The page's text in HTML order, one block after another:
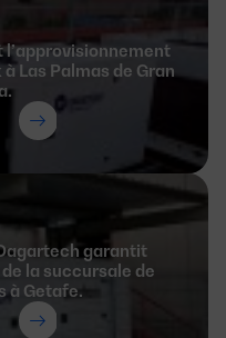
Las Palmas de Gran
garantit
la succursale de
à Getafe.